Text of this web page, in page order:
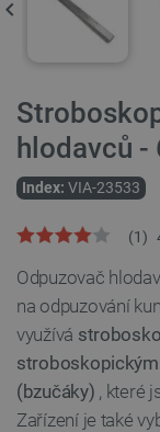
hlodavců -
Index: VIA-23533
(1)
Odpuzovač
na odpuzování
využívá
(bzučáky) , které
Zařízení je také